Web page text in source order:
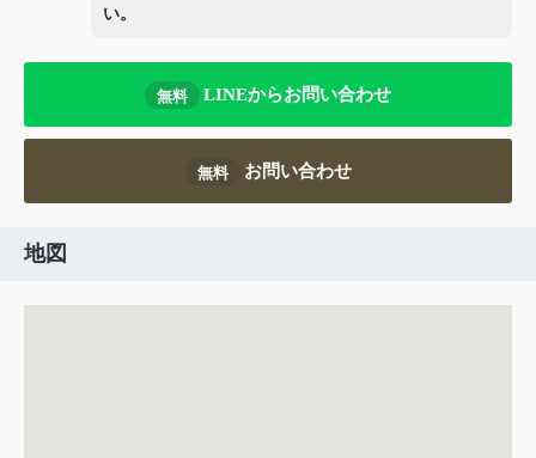
い。
無料 LINEからお問い合わせ
無料 お問い合わせ
地図